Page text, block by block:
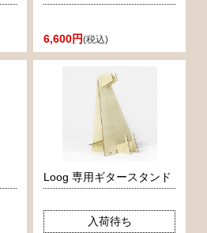
6,600円(税込)
Loog 専用ギタースタンド
入荷待ち